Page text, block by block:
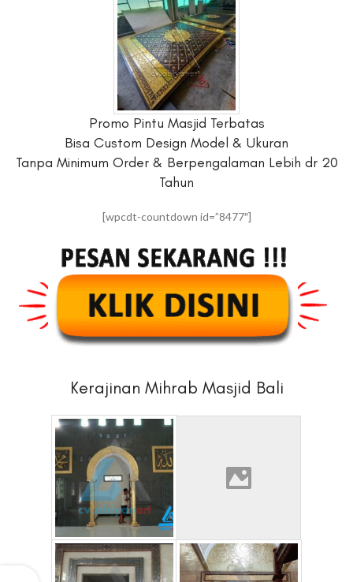
Promo Pintu Masjid Terbatas
Bisa Custom Design Model & Ukuran
Tanpa Minimum Order & Berpengalaman Lebih dr 20
Tahun
[wpcdt-countdown id=”8477″]
Kerajinan Mihrab Masjid Bali